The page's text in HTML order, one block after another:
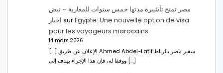
مصر تمنح تأشيرة مدتها خمس سنوات للمغاربة – نبض
اخبار surÉgypte: Une nouvelle option de visa
pour les voyageurs marocains
14 mars 2026
[…] الإعلان عن طريق Ahmed Abdel-Latifسفير مصر بالرباط.
ووفقا له، فإن هذا الإجراء يهدف إلى […]